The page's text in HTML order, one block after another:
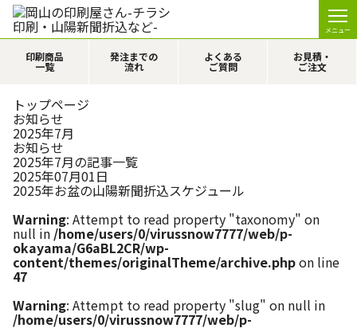
印刷商品
一覧
発注までの
流れ
よくある
ご質問
お見積・
ご注文
トップページ
お知らせ
2025年7月
お知らせ
2025年7月の記事一覧
2025年07月01日
2025年お盆の山陽新聞折込スケジュール
Warning: Attempt to read property "taxonomy" on
null in /home/users/0/virussnow7777/web/p-
okayama/G6aBL2CR/wp-
content/themes/originalTheme/archive.phpon line
47
Warning: Attempt to read property "slug" on null in
/home/users/0/virussnow7777/web/p-
メニュー